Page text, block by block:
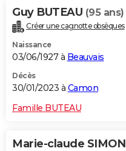
Guy BUTEAU (95 ans)
Créer une cagnotte obsèques
Naissance
03/06/1927 à Beauvais
Décès
30/01/2023 à Camon
Famille BUTEAU
Marie-claude SIMON